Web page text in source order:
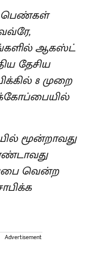
பெண்கள்
ஆகஸ்ட்
தேசிய
8 முறை
மூன்றாவது
வென்ற
Advertisement